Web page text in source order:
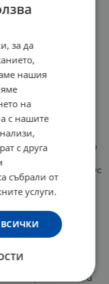
на
в
и правилния
подобряване на
облекчава
признаци на
възстановяване
общия тонус
на вишня
долина
до Париж. Днес
и се
Вишната
червен цвят и
за да
нашия
на
с нашите
с друга
събрали от
услуги.